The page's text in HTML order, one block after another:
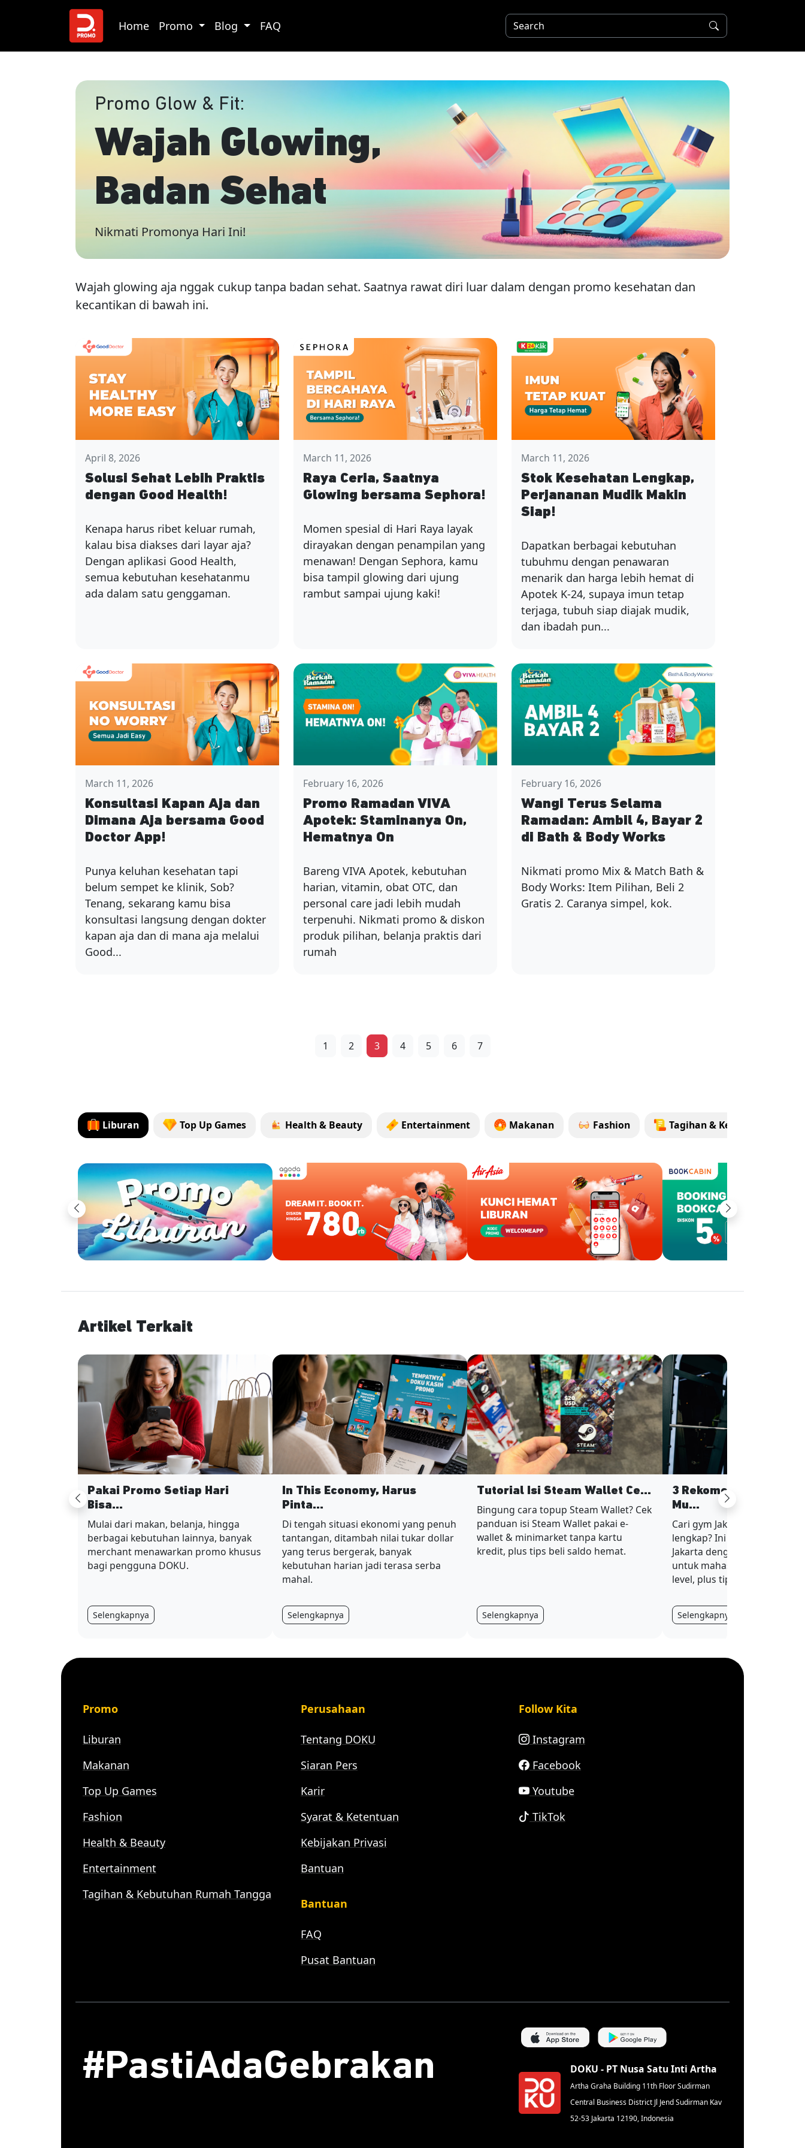
Home Promo Blog FAQ
Promo Glow & Fit:
Wajah Glowing,
Badan Sehat
Nikmati Promonya Hari Ini!
Wajah glowing aja nggak cukup tanpa badan sehat. Saatnya rawat diri luar dalam dengan promo kesehatan dan
kecantikan di bawah ini.
April 8, 2026
Solusi Sehat Lebih Praktis
dengan Good Health!
Kenapa harus ribet keluar rumah,
kalau bisa diakses dari layar aja?
Dengan aplikasi Good Health,
semua kebutuhan kesehatanmu
ada dalam satu genggaman.
March 11, 2026
Raya Ceria, Saatnya
Glowing bersama Sephora!
Momen spesial di Hari Raya layak
dirayakan dengan penampilan yang
menawan! Dengan Sephora, kamu
bisa tampil glowing dari ujung
rambut sampai ujung kaki!
March 11, 2026
Stok Kesehatan Lengkap,
Perjananan Mudik Makin
Siap!
Dapatkan berbagai kebutuhan
tubuhmu dengan penawaran
menarik dan harga lebih hemat di
Apotek K-24, supaya imun tetap
terjaga, tubuh siap diajak mudik,
dan ibadah pun...
March 11, 2026
Konsultasi Kapan Aja dan
Dimana Aja bersama Good
Doctor App!
Punya keluhan kesehatan tapi
belum sempet ke klinik, Sob?
Tenang, sekarang kamu bisa
konsultasi langsung dengan dokter
kapan aja dan di mana aja melalui
Good...
February 16, 2026
Promo Ramadan VIVA
Apotek: Staminanya On,
Hematnya On
Bareng VIVA Apotek, kebutuhan
harian, vitamin, obat OTC, dan
personal care jadi lebih mudah
terpenuhi. Nikmati promo & diskon
produk pilihan, belanja praktis dari
rumah
February 16, 2026
Wangi Terus Selama
Ramadan: Ambil 4, Bayar 2
di Bath & Body Works
Nikmati promo Mix & Match Bath &
Body Works: Item Pilihan, Beli 2
Gratis 2. Caranya simpel, kok.
1 2 3 4 5 6 7
Liburan Top Up Games Health & Beauty Entertainment Makanan Fashion Tagihan & Kebutuhan
Previous Next
Artikel Terkait
Previous
Pakai Promo Setiap Hari
Bisa...
Mulai dari makan, belanja, hingga
berbagai kebutuhan lainnya, banyak
merchant menawarkan promo khusus
bagi pengguna DOKU.
Selengkapnya
In This Economy, Harus
Pinta...
Di tengah situasi ekonomi yang penuh
tantangan, ditambah nilai tukar dollar
yang terus bergerak, banyak
kebutuhan harian jadi terasa serba
mahal.
Selengkapnya
Tutorial Isi Steam Wallet Ce...
Bingung cara topup Steam Wallet? Cek
panduan isi Steam Wallet pakai e-
wallet & minimarket tanpa kartu
kredit, plus tips beli saldo hemat.
Selengkapnya
3 Rekomendasi Gym
Mu...
Cari gym Jakarta murah tapi
lengkap? Ini 3 rekomendasi
Jakarta dengan harga
untuk mahasiswa dan
level, plus tips hemat
Selengkapnya
Next
Promo
Liburan
Makanan
Top Up Games
Fashion
Health & Beauty
Entertainment
Tagihan & Kebutuhan Rumah Tangga
Perusahaan
Tentang DOKU
Siaran Pers
Karir
Syarat & Ketentuan
Kebijakan Privasi
Bantuan
Bantuan
FAQ
Pusat Bantuan
Follow Kita
Instagram
Facebook
Youtube
TikTok
#PastiAdaGebrakan DOKU - PT Nusa Satu Inti Artha
Artha Graha Building 11th Floor Sudirman
Central Business District Jl Jend Sudirman Kav
52-53 Jakarta 12190, Indonesia